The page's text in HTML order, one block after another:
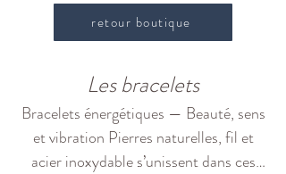
retour boutique
Les bracelets
Bracelets énergétiques — Beauté, sens
et vibration Pierres naturelles, fil et
acier inoxydable s’unissent dans ces